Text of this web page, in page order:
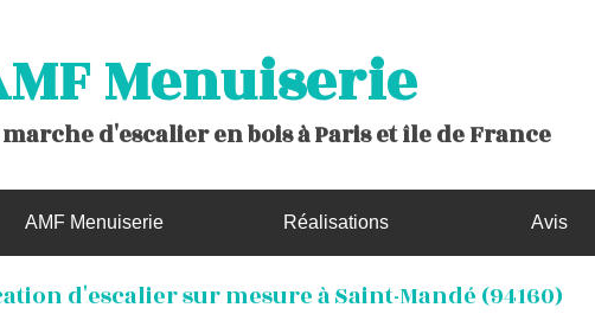
Menuiserie
d'escalier en bois à Paris et île de France
AMF Menuiserie Réalisations Avis
d'escalier sur mesure à Saint-Mandé (94160)